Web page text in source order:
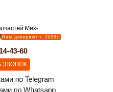
Нам доверяют с 2008г.
43-60
ЗВОНОК